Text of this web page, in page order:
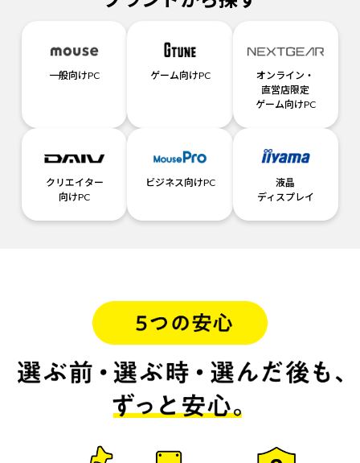
一般向けPC ゲーム向けPC
オンライン・
直営店限定
ゲーム向けPC
クリエイター
向けPC
ビジネス向けPC
液晶
ディスプレイ